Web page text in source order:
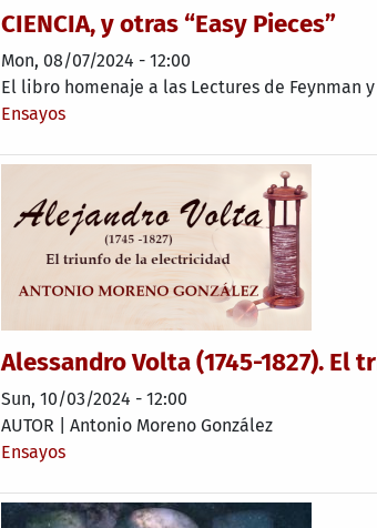
CIENCIA, y otras “Easy Pieces”
Mon, 08/07/2024 - 12:00
El libro homenaje a las Lectures de Feynman
Ensayos
Alessandro Volta (1745-1827). El
Sun, 10/03/2024 - 12:00
AUTOR | Antonio Moreno González
Ensayos